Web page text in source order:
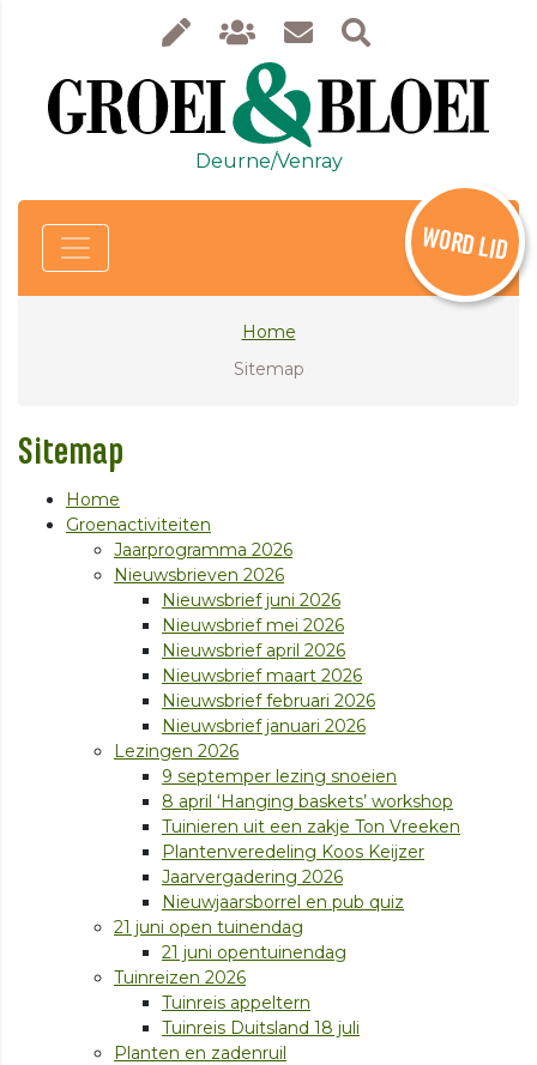
Deurne/Venray
WORD LID
Home
Sitemap
Sitemap
Home
Groenactiviteiten
Jaarprogramma 2026
Nieuwsbrieven 2026
Nieuwsbrief juni 2026
Nieuwsbrief mei 2026
Nieuwsbrief april 2026
Nieuwsbrief maart 2026
Nieuwsbrief februari 2026
Nieuwsbrief januari 2026
Lezingen 2026
9 septemper lezing snoeien
8 april ‘Hanging baskets’ workshop
Tuinieren uit een zakje Ton Vreeken
Plantenveredeling Koos Keijzer
Jaarvergadering 2026
Nieuwjaarsborrel en pub quiz
21 juni open tuinendag
21 juni opentuinendag
Tuinreizen 2026
Tuinreis appeltern
Tuinreis Duitsland 18 juli
Planten en zadenruil